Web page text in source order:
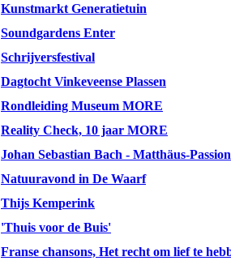
Kunstmarkt Generatietuin
Soundgardens Enter
Schrijversfestival
Dagtocht Vinkeveense Plassen
Rondleiding Museum MORE
Reality Check, 10 jaar MORE
Johan Sebastian Bach - Matthäus-Passion
Natuuravond in De Waarf
Thijs Kemperink
'Thuis voor de Buis'
Franse chansons, Het recht om lief te